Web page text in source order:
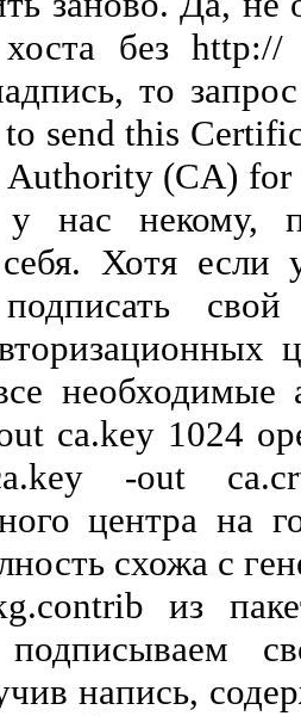
без
то
send this
Authority (CA)
у нас некому,
Хотя
необходимые
ca.key 1024
-out
центра
схожа с
из
напись,